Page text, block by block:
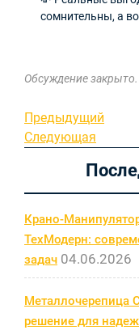
сомнительны, а
Обсуждение закрыто.
Навигация
по
записям
Предыдущая
запись
Предыдущий
Следующая
Следующая
Крано-
ТехМодерн:
задач 04.06.2026
Металлочерепица
решение для